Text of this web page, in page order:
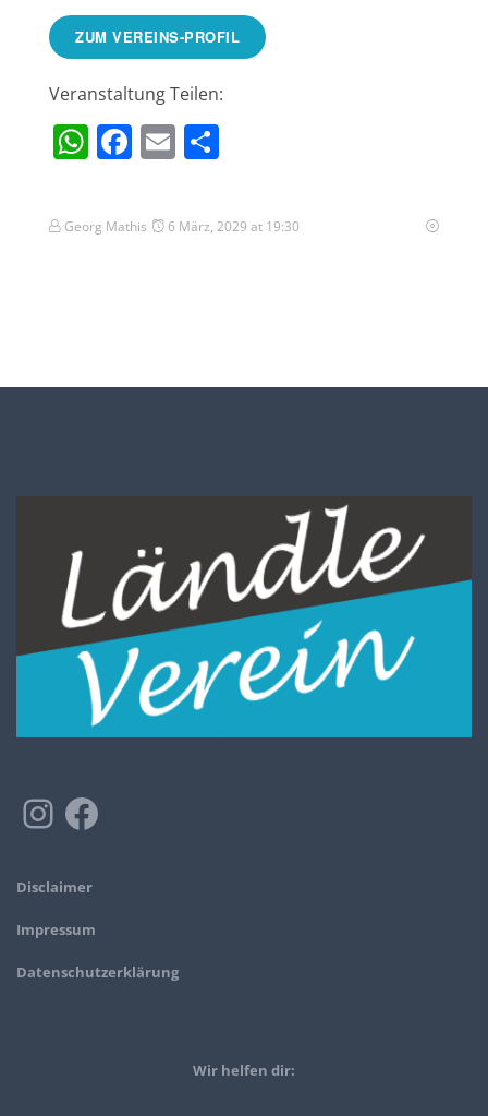
ZUM VEREINS-PROFIL
Veranstaltung Teilen:
WhatsApp
Facebook
Email
Georg Mathis 6 März, 2029 at 19:30
Disclaimer
Impressum
Datenschutzerklärung
Wir helfen dir: